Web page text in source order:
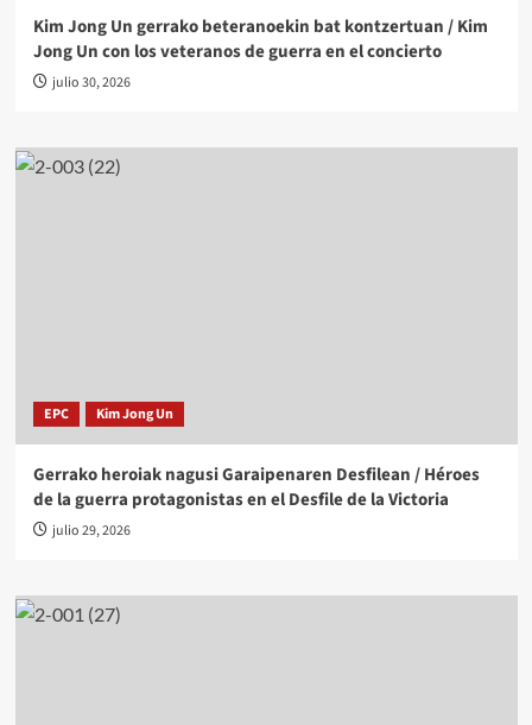
Kim Jong Un gerrako beteranoekin bat kontzertuan / Kim
Jong Un con los veteranos de guerra en el concierto
julio 30, 2026
EPC Kim Jong Un
Gerrako heroiak nagusi Garaipenaren Desfilean / Héroes
de la guerra protagonistas en el Desfile de la Victoria
julio 29, 2026